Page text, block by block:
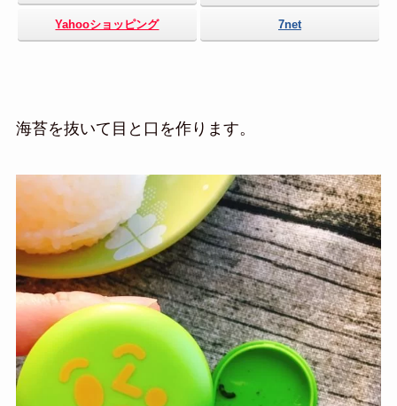
Yahooショッピング 7net
海苔を抜いて目と口を作ります。